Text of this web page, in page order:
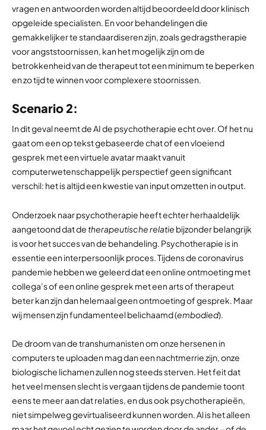
vragen en antwoorden worden altijd beoordeeld door klinisch
opgeleide specialisten. En voor behandelingen die
gemakkelijker te standaardiseren zijn, zoals gedragstherapie
voor angststoornissen, kan het mogelijk zijn om de
betrokkenheid van de therapeut tot een minimum te beperken
en zo tijd te winnen voor complexere stoornissen.
Scenario 2:
In dit geval neemt de AI de psychotherapie echt over. Of het nu
gaat om een op tekst gebaseerde chat of een vloeiend
gesprek met een virtuele avatar maakt vanuit
computerwetenschappelijk perspectief geen significant
verschil: het is altijd een kwestie van input omzetten in output.
Onderzoek naar psychotherapie heeft echter herhaaldelijk
aangetoond dat de therapeutische relatie bijzonder belangrijk
is voor het succes van de behandeling. Psychotherapie is in
essentie een interpersoonlijk proces. Tijdens de coronavirus
pandemie hebben we geleerd dat een online ontmoeting met
collega’s of een online gesprek met een arts of therapeut
beter kan zijn dan helemaal geen ontmoeting of gesprek. Maar
wij mensen zijn fundamenteel belichaamd (embodied).
De droom van de transhumanisten om onze hersenen in
computers te uploaden mag dan een nachtmerrie zijn, onze
biologische lichamen zullen nog steeds sterven. Het feit dat
het veel mensen slecht is vergaan tijdens de pandemie toont
eens te meer aan dat relaties, en dus ook psychotherapieën,
niet simpelweg gevirtualiseerd kunnen worden. Al is het alleen